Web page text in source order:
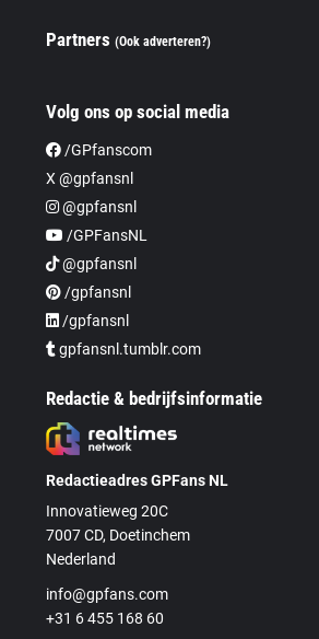
Partners(Ook adverteren?)
Volg ons op social media
/GPfanscom
X @gpfansnl
@gpfansnl
/GPFansNL
@gpfansnl
/gpfansnl
/gpfansnl
gpfansnl.tumblr.com
Redactie & bedrijfsinformatie
Redactieadres GPFans NL
Innovatieweg 20C
7007 CD, Doetinchem
Nederland
info@gpfans.com
+31 6 455 168 60